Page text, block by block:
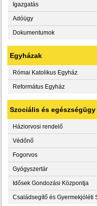
Igazgatás
Adóügy
Dokumentumok
Egyházak
Római Katolikus Egyház
Református Egyház
Szociális és egészségügy
Háziorvosi rendelő
Védőnő
Fogorvos
Gyógyszertár
Idősek Gondozási Központja
Családsegítő és Gyermekjóléti